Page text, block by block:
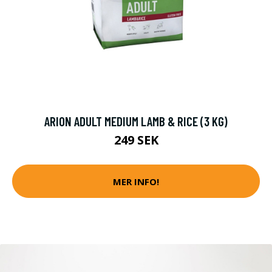
ARION ADULT MEDIUM LAMB & RICE (3 KG)
249 SEK
MER INFO!